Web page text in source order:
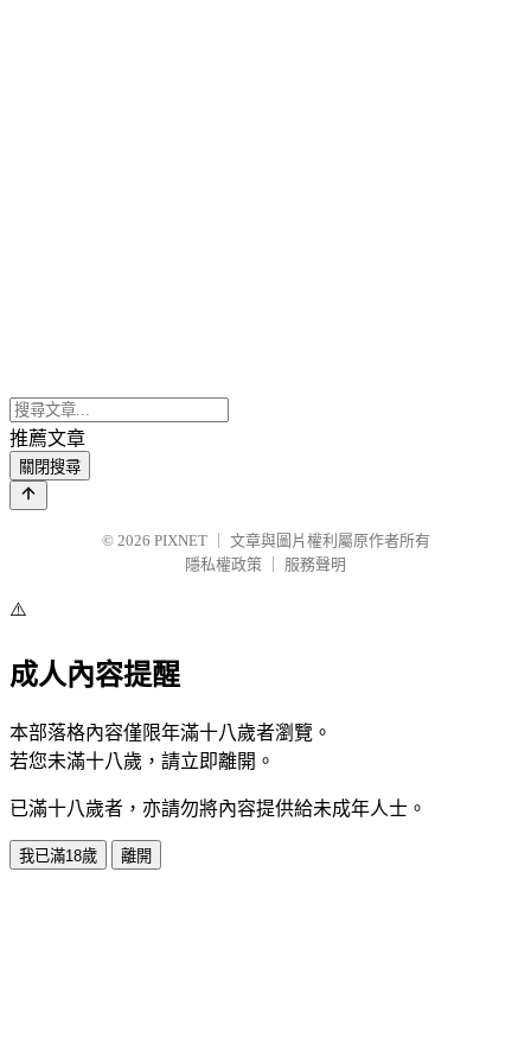
推薦文章
關閉搜尋
© 2026 PIXNET
文章與圖片權利屬原作者所有
隱私權政策
服務聲明
⚠️
成人內容提醒
本部落格內容僅限年滿十八歲者瀏覽。
若您未滿十八歲，請立即離開。
已滿十八歲者，亦請勿將內容提供給未成年人士。
我已滿18歲 離開